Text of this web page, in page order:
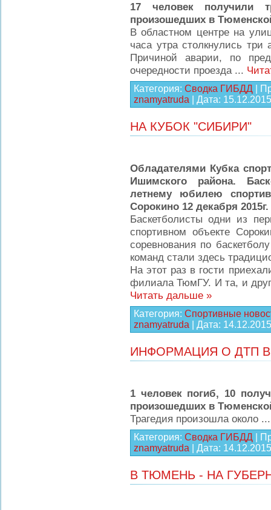
17 человек получили
произошедших в
В областном центре на
часа утра столкнулись
Причиной аварии, по
очередности проезда ...
Категория: Сводка ГИБДД |
znamyatruda | Дата: 15.12.2015
НА КУБОК "СИБИРИ"
Обладателями Кубка
Ишимского района.
летнему юбилею
Сорокино 12 декабря 2015г.
Баскетболисты одни из
спортивном объекте
соревнования по
команд стали здесь
На этот раз в гости
филиала ТюмГУ. И та, и
Читать дальше »
Категория: Спортивные
znamyatruda | Дата: 14.12.2015
ИНФОРМАЦИЯ О ДТП
1 человек погиб, 10
произошедших в
Трагедия произошла около
Категория: Сводка ГИБДД |
znamyatruda | Дата: 14.12.2015
В ТЮМЕНЬ - НА